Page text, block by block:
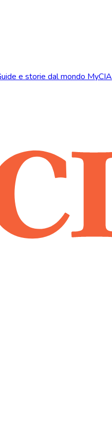
e storie dal mondo MyCIA